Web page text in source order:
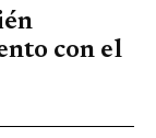
con el